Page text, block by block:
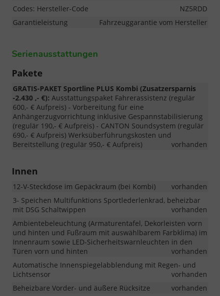
Codes: Hersteller-Code
NZ5RDD
Garantieleistung
Fahrzeuggarantie vom Hersteller
Serienausstattungen
Pakete
GRATIS-PAKET Sportline PLUS Kombi (Zusatzersparnis
-2.430 ,- €): Ausstattungspaket Fahrerassistenz (regulär
600,- € Aufpreis) - Vorbereitung für eine
Anhängerzugvorrichtung inklusive Gespannstabilisierung
(regulär 190,- € Aufpreis) - CANTON Soundsystem (regulär
690,- € Aufpreis) Werksüberführungskosten und
Bereitstellung (regulär 950,- € Aufpreis)
vorhanden
Innen
12-V-Steckdose im Gepäckraum (bei Kombi)
vorhanden
3- Speichen Multifunktions Sportlederlenkrad, beheizbar
mit DSG Schaltwippen
vorhanden
Ambientebeleuchtung (Armaturentafel, Dekorleisten vorn
und hinten und Fußraum mit auswählbarem Farbklima) im
Innenraum sowie LED-Sicherheitswarnleuchten in den
Türen vorn und hinten
vorhanden
Automatische Innenspiegelabblendung mit Regen- und
Lichtsensor
vorhanden
Beheizbare Vorder- und äußere Rücksitze
vorhanden